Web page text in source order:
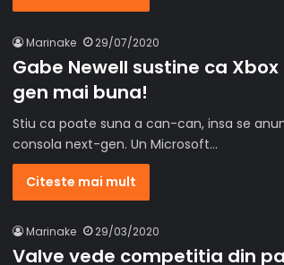
Marinake 29/07/2020
Gabe Newell sustine ca
gen mai buna!
Stiu ca poate suna a can-can, insa se
consola next-gen. Un Microsoft…
Citeste mai mult
Marinake 29/03/2020
Valve vede competitia din